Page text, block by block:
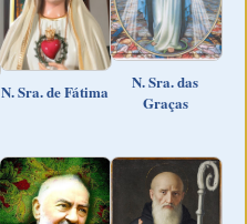
N. Sra. de Fátima
N. Sra. das
Graças